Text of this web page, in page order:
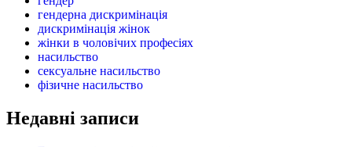
гендерна дискримінація
дискримінація жінок
жінки в чоловічих професіях
насильство
сексуальне насильство
фізичне насильство
Недавні записи